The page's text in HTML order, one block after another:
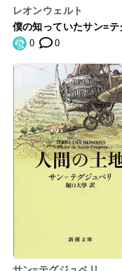
レオンウェルト
僕の知っていたサン=テ
ペリ0 0